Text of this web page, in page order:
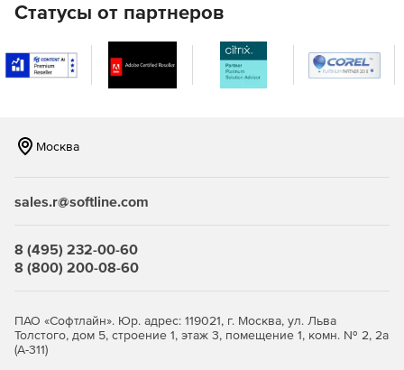
Центром обработки данных (ЦОД);
Хранилищами;
Возможность масштабирования виртуальной
Поддержка службы каталога FreeIPA, MS Active
а также ALD Pro.
Статусы от партнеров
Москва
sales.r@softline.com
8 (495) 232-00-60
8 (800) 200-08-60
ПАО «Софтлайн». Юр. адрес: 119021, г. Москва, ул. Льва
Толстого, дом 5, строение 1, этаж 3, помещение 1, комн. № 2, 2а
(А-311)